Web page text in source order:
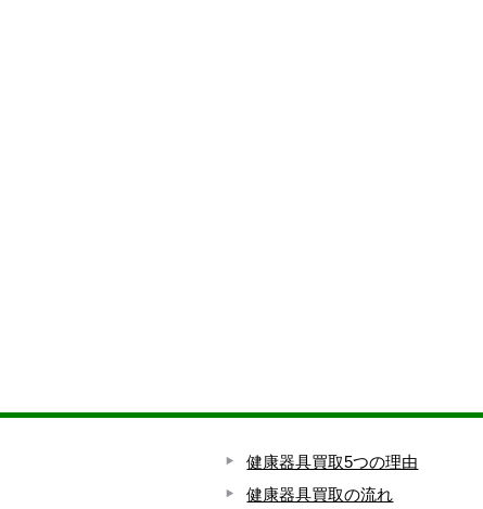
健康器具買取5つの理由
健康器具買取の流れ